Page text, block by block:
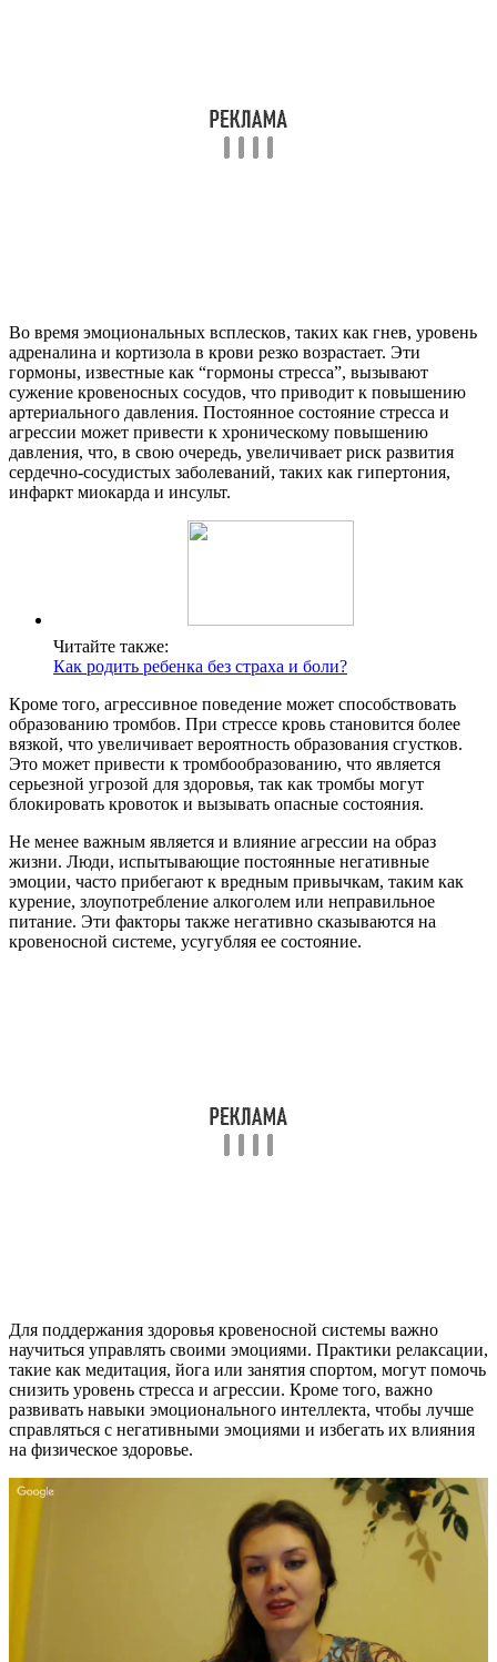
Во время эмоциональных всплесков, таких как гнев, уровень
адреналина и кортизола в крови резко возрастает. Эти
гормоны, известные как “гормоны стресса”, вызывают
сужение кровеносных сосудов, что приводит к повышению
артериального давления. Постоянное состояние стресса и
агрессии может привести к хроническому повышению
давления, что, в свою очередь, увеличивает риск развития
сердечно-сосудистых заболеваний, таких как гипертония,
инфаркт миокарда и инсульт.
Читайте также:
Как родить ребенка без страха и боли?
Кроме того, агрессивное поведение может способствовать
образованию тромбов. При стрессе кровь становится более
вязкой, что увеличивает вероятность образования сгустков.
Это может привести к тромбообразованию, что является
серьезной угрозой для здоровья, так как тромбы могут
блокировать кровоток и вызывать опасные состояния.
Не менее важным является и влияние агрессии на образ
жизни. Люди, испытывающие постоянные негативные
эмоции, часто прибегают к вредным привычкам, таким как
курение, злоупотребление алкоголем или неправильное
питание. Эти факторы также негативно сказываются на
кровеносной системе, усугубляя ее состояние.
Для поддержания здоровья кровеносной системы важно
научиться управлять своими эмоциями. Практики релаксации,
такие как медитация, йога или занятия спортом, могут помочь
снизить уровень стресса и агрессии. Кроме того, важно
развивать навыки эмоционального интеллекта, чтобы лучше
справляться с негативными эмоциями и избегать их влияния
на физическое здоровье.